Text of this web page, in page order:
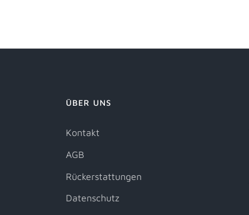
ÜBER UNS
Kontakt
AGB
Rückerstattungen
Datenschutz